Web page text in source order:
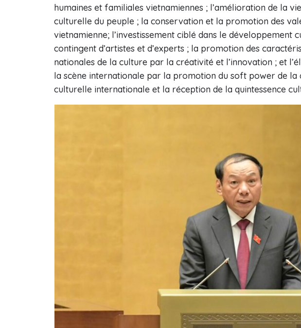
humaines et familiales vietnamiennes ; l’amélioration de la
culturelle du peuple ; la conservation et la promotion des
vietnamienne; l’investissement ciblé dans le développement
contingent d’artistes et d’experts ; la promotion des
nationales de la culture par la créativité et l’innovation ; et
la scène internationale par la promotion du soft power de la
culturelle internationale et la réception de la quintessence